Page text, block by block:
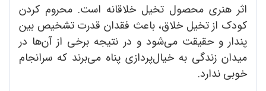
اثر هنری محصول تخیل خلاقانه است. محروم کردن
کودک از تخیل خلاق، باعث فقدان قدرت تشخیص بین
پندار و حقیقت می‌شود و در نتیجه برخی از آن‌ها در
میدان زندگی به خیال‌پردازی پناه می‌برند که سرانجام
خوبی ندارد.